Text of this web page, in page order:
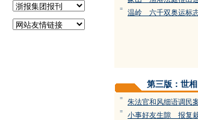
= 温岭 六千双奥运标
第三版：世相
= 朱法官和风细语调民
= 小事好友生隙 报复